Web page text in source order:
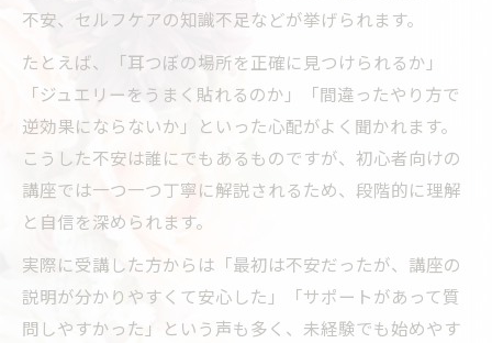
不安、セルフケアの知識不足などが挙げられます。
たとえば、「耳つぼの場所を正確に見つけられるか」
「ジュエリーをうまく貼れるのか」「間違ったやり方で
逆効果にならないか」といった心配がよく聞かれます。
こうした不安は誰にでもあるものですが、初心者向けの
講座では一つ一つ丁寧に解説されるため、段階的に理解
と自信を深められます。
実際に受講した方からは「最初は不安だったが、講座の
説明が分かりやすくて安心した」「サポートがあって質
問しやすかった」という声も多く、未経験でも始めやす